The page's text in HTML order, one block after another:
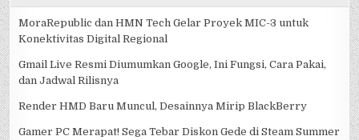
MoraRepublic dan HMN Tech Gelar Proyek MIC-3 untuk
Konektivitas Digital Regional
Gmail Live Resmi Diumumkan Google, Ini Fungsi, Cara Pakai,
dan Jadwal Rilisnya
Render HMD Baru Muncul, Desainnya Mirip BlackBerry
Gamer PC Merapat! Sega Tebar Diskon Gede di Steam Summer